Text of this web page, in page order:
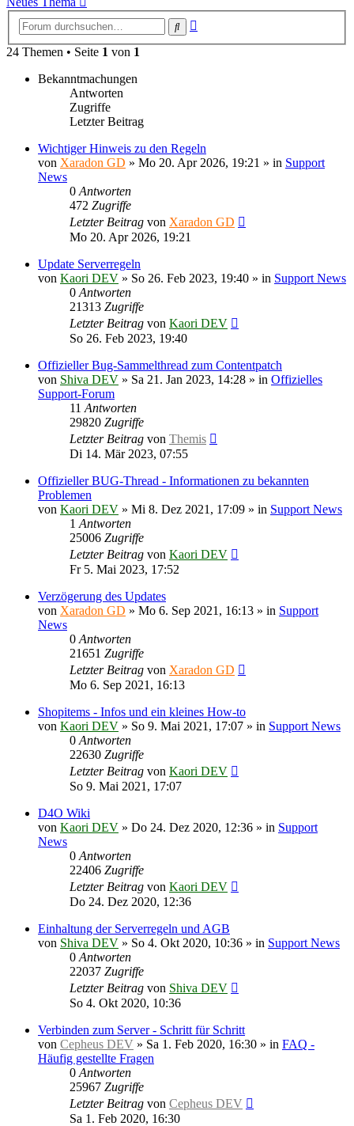
Suche
24 Themen • Seite 1 von 1
Bekanntmachungen
Antworten
Zugriffe
Letzter Beitrag
Wichtiger Hinweis zu den Regeln
von Xaradon GD » Mo 20. Apr 2026, 19:21 » in Support
News
0 Antworten
472 Zugriffe
Letzter Beitrag von Xaradon GD
Mo 20. Apr 2026, 19:21
Update Serverregeln
von Kaori DEV » So 26. Feb 2023, 19:40 » in Support News
0 Antworten
21313 Zugriffe
Letzter Beitrag von Kaori DEV
So 26. Feb 2023, 19:40
Offizieller Bug-Sammelthread zum Contentpatch
von Shiva DEV » Sa 21. Jan 2023, 14:28 » in Offizielles
Support-Forum
11 Antworten
29820 Zugriffe
Letzter Beitrag von Themis
Di 14. Mär 2023, 07:55
Offizieller BUG-Thread - Informationen zu bekannten
Problemen
von Kaori DEV » Mi 8. Dez 2021, 17:09 » in Support News
1 Antworten
25006 Zugriffe
Letzter Beitrag von Kaori DEV
Fr 5. Mai 2023, 17:52
Verzögerung des Updates
von Xaradon GD » Mo 6. Sep 2021, 16:13 » in Support
News
0 Antworten
21651 Zugriffe
Letzter Beitrag von Xaradon GD
Mo 6. Sep 2021, 16:13
Shopitems - Infos und ein kleines How-to
von Kaori DEV » So 9. Mai 2021, 17:07 » in Support News
0 Antworten
22630 Zugriffe
Letzter Beitrag von Kaori DEV
So 9. Mai 2021, 17:07
D4O Wiki
von Kaori DEV » Do 24. Dez 2020, 12:36 » in Support
News
0 Antworten
22406 Zugriffe
Letzter Beitrag von Kaori DEV
Do 24. Dez 2020, 12:36
Einhaltung der Serverregeln und AGB
von Shiva DEV » So 4. Okt 2020, 10:36 » in Support News
0 Antworten
22037 Zugriffe
Letzter Beitrag von Shiva DEV
So 4. Okt 2020, 10:36
Verbinden zum Server - Schritt für Schritt
von Cepheus DEV » Sa 1. Feb 2020, 16:30 » in FAQ -
Häufig gestellte Fragen
0 Antworten
25967 Zugriffe
Letzter Beitrag von Cepheus DEV
Sa 1. Feb 2020, 16:30